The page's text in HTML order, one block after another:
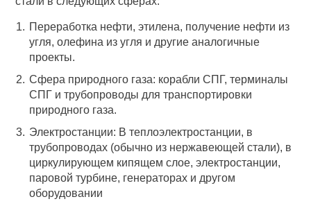
Переработка нефти, этилена, получение нефти из
угля, олефина из угля и другие аналогичные
проекты.
Сфера природного газа: корабли СПГ, терминалы
СПГ и трубопроводы для транспортировки
природного газа.
Электростанции: В теплоэлектростанции, в
трубопроводах (обычно из нержавеющей стали), в
циркулирующем кипящем слое, электростанции,
паровой турбине, генераторах и другом
оборудовании